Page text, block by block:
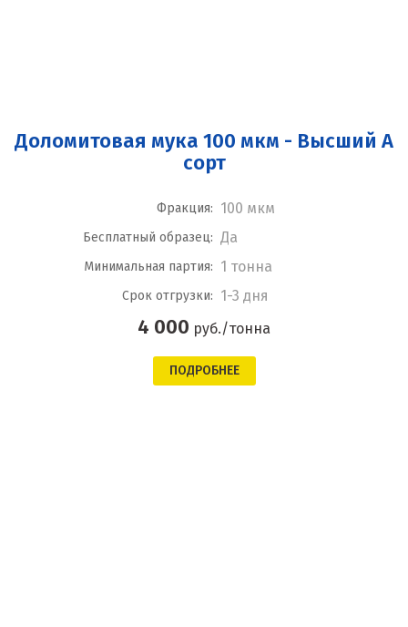
Доломитовая мука 100 мкм - Высший А
сорт
Фракция: 100 мкм
Бесплатный образец: Да
Минимальная партия: 1 тонна
Срок отгрузки: 1-3 дня
4 000 руб./тонна
ПОДРОБНЕЕ